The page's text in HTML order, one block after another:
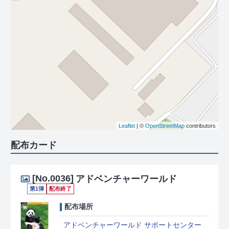
Leaflet | © OpenStreetMap contributors
配布カード
[No.0036] アドベンチャーワールド
第1弾 配布終了
配布場所
アドベンチャーワールド サポートセンター